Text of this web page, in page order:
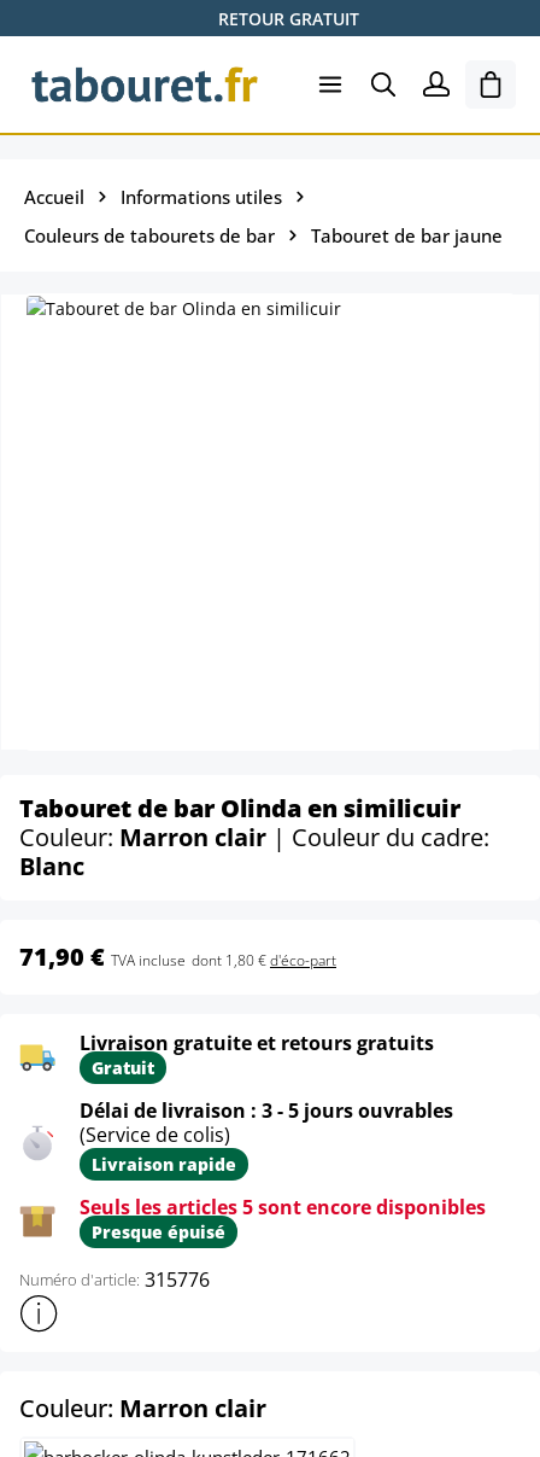
Passer au contenu principalRETOUR GRATUIT
Le
Accueil
Informations utiles
Couleurs de tabourets de bar
Tabouret de bar jaune
Tabouret de bar Olinda en similicuir
Couleur: Marron clair | Couleur du cadre:
Blanc
71,90 € TVA incluse dont 1,80 €d'éco-part
Livraison gratuite et retours gratuits
Gratuit
Délai de livraison : 3 - 5 jours ouvrables
(Service de colis)
Livraison rapide
Seuls les articles 5 sont encore disponibles
Presque épuisé
Numéro d'article: 315776
Afficher plus d'informations sur le produit
Couleur: Marron clairselect